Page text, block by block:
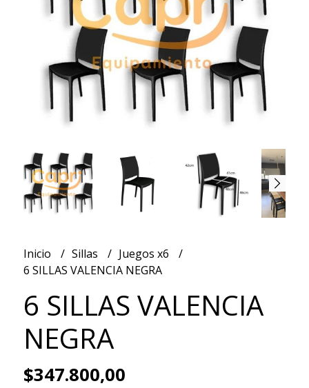
Inicio Sillas
Juegos x6
6 SILLAS VALENCIA NEGRA
6 SILLAS VALENCIA
NEGRA
$347.800,00